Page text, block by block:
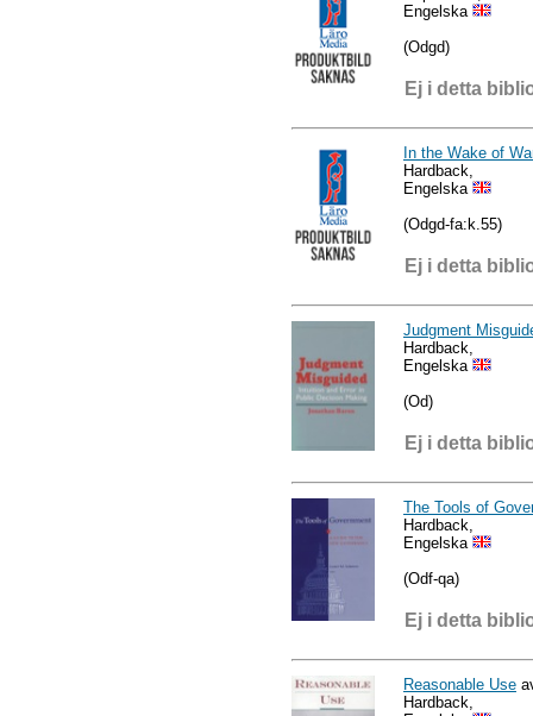
Engelska
(Odgd)
Ej i detta
In the Wake of
Hardback,
Engelska
(Odgd-fa:k.55)
Ej i detta
Judgment
Hardback,
Engelska
(Od)
Ej i detta
The Tools of
Hardback,
Engelska
(Odf-qa)
Ej i detta
Reasonable Use
Hardback,